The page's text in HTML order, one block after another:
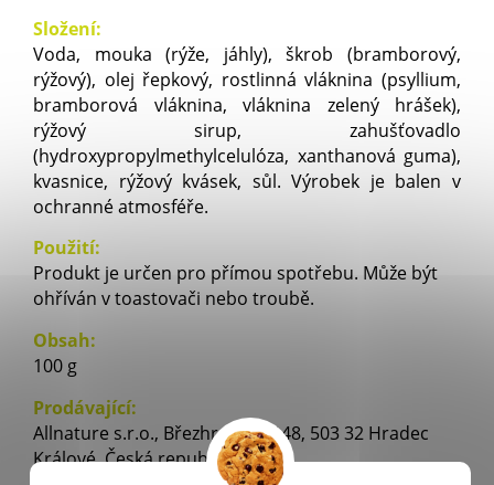
Složení:
Voda, mouka (rýže, jáhly), škrob (bramborový,
rýžový), olej řepkový, rostlinná vláknina (psyllium,
bramborová vláknina, vláknina zelený hrášek),
rýžový sirup, zahušťovadlo
(hydroxypropylmethylcelulóza, xanthanová guma),
kvasnice, rýžový kvásek, sůl. Výrobek je balen v
ochranné atmosféře.
Použití:
Produkt je určen pro přímou spotřebu. Může být
ohříván v toastovači nebo troubě.
Obsah:
100 g
Prodávající:
Allnature s.r.o., Březhradská 148, 503 32 Hradec
Králové, Česká republika.